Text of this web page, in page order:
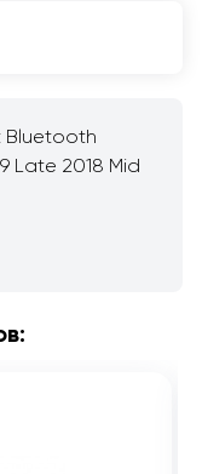
Bluetooth
Late 2018 Mid